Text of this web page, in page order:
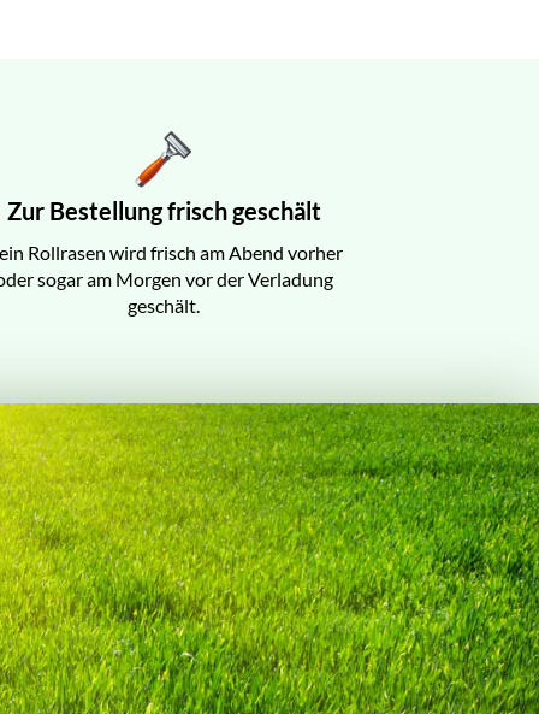
Zur Bestellung frisch geschält
Rollrasen wird frisch am Abend vorher
sogar am Morgen vor der Verladung
geschält.